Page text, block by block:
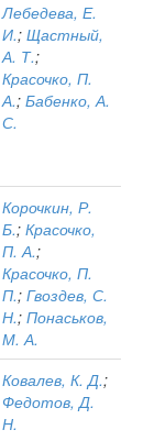
Лебедева, Е.
И.; Щастный,
А. Т.;
Красочко, П.
А.; Бабенко, А.
С.
Корочкин, Р.
Б.; Красочко,
П. А.;
Красочко, П.
П.; Гвоздев, С.
Н.; Понаськов,
М. А.
Ковалев, К. Д.;
Федотов, Д.
Н.